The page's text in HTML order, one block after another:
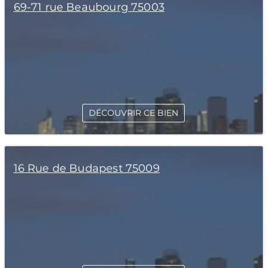
69-71 rue Beaubourg 75003
DÉCOUVRIR CE BIEN
16 Rue de Budapest 75009